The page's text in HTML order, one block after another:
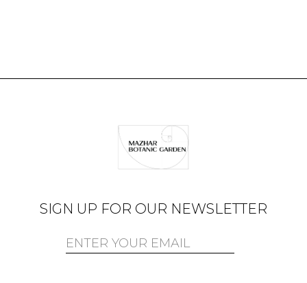
SIGN UP FOR OUR NEWSLETTER